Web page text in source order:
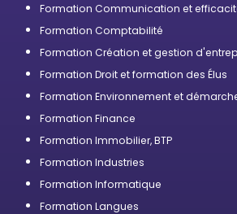
Formation Communication et
Formation Comptabilité
Formation Création et gestion
Formation Droit et formation des Élus
Formation Environnement et démarche
Formation Finance
Formation Immobilier, BTP
Formation Industries
Formation Informatique
Formation Langues